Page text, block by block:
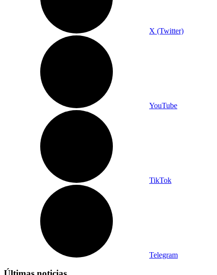
X (Twitter)
YouTube
TikTok
Telegram